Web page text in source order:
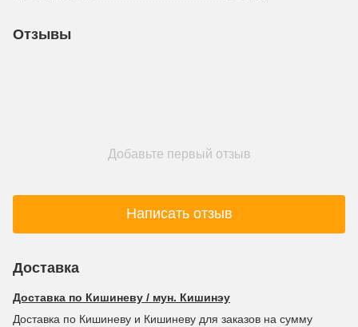
Отзывы
Добавьте первый отзыв
Написать отзыв
Доставка
Доставка по Кишиневу / мун. Кишинэу
Доставка по Кишиневу и Кишиневу для заказов на сумму